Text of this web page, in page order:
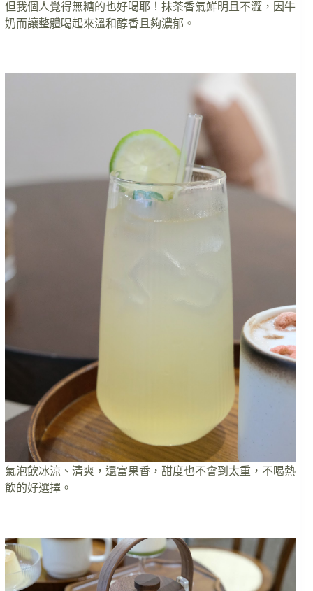
但我個人覺得無糖的也好喝耶！抹茶香氣鮮明且不澀，因牛
奶而讓整體喝起來溫和醇香且夠濃郁。
氣泡飲冰涼、清爽，還富果香，甜度也不會到太重，不喝熱
飲的好選擇。